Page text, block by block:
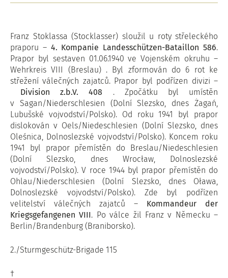
Franz Stoklassa (Stocklasser) sloužil u roty střeleckého
praporu – 4. Kompanie Landesschützen-Bataillon 586.
Prapor byl sestaven 01.06.1940 ve Vojenském okruhu –
Wehrkreis VIII (Breslau) . Byl zformován do 6 rot ke
střežení válečných zajatců. Prapor byl podřízen divizi –
Division z.b.V. 408 . Zpočátku byl umístěn
v Sagan/Niederschlesien (Dolní Slezsko, dnes Żagań,
Lubušské vojvodství/Polsko). Od roku 1941 byl prapor
dislokován v Oels/Niedeschlesien (Dolní Slezsko, dnes
Oleśnica, Dolnoslezské vojvodství/Polsko). Koncem roku
1941 byl prapor přemístěn do Breslau/Niedeschlesien
(Dolní Slezsko, dnes Wrocław, Dolnoslezské
vojvodství/Polsko). V roce 1944 byl prapor přemístěn do
Ohlau/Niederschlesien (Dolní Slezsko, dnes Oława,
Dolnoslezské vojvodství/Polsko). Zde byl podřízen
velitelství válečných zajatců – Kommandeur der
Kriegsgefangenen VIII. Po válce žil Franz v Německu –
Berlin/Brandenburg (Braniborsko).
2./Sturmgeschütz-Brigade 115
†